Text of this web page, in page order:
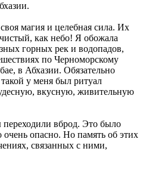
магия и целебная сила. Их
как небо! Я обожала
горных рек и водопадов,
по Черноморскому
в Абхазии. Обязательно
у меня был ритуал
вкусную, живительную
вброд. Это было
опасно. Но память об этих
связанных с ними,